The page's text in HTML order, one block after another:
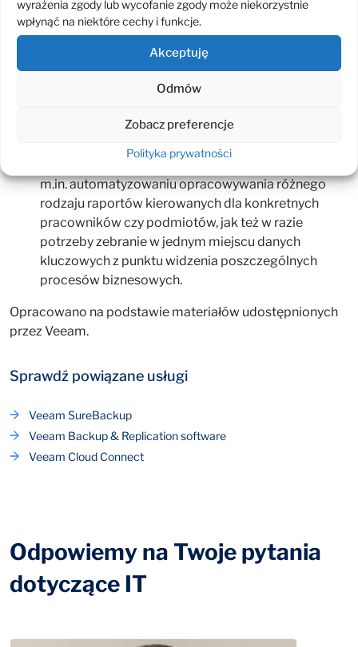
wyrażenia zgody lub wycofanie zgody może niekorzystnie
wpłynąć na niektóre cechy i funkcje.
Akceptuję
Odmów
Zobacz preferencje
Polityka prywatności
łatwo osiągnąć dzięki funkcji elastycznej alokacji
dysków wirtualnych.
zaawansowane raportowanie– kompleksowa
i dokładna dokumentacja o stanie środowiska
kontroli. Veeam ONE, poza tworzeniem
codziennych, bieżących sprawozdań oferuje
szeroko konfigurowalne opcje służące
m.in. automatyzowaniu opracowywania różnego
rodzaju raportów kierowanych dla konkretnych
pracowników czy podmiotów, jak też w razie
potrzeby zebranie w jednym miejscu danych
kluczowych z punktu widzenia poszczególnych
procesów biznesowych.
Opracowano na podstawie materiałów udostępnionych
przez Veeam.
Sprawdź powiązane usługi
Veeam SureBackup
Veeam Backup & Replication software
Veeam Cloud Connect
Odpowiemy na Twoje pytania
dotyczące IT